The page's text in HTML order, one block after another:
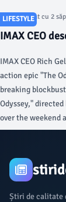
LIFESTYLE
Articol postat cu 2
IMAX CEO
IMAX CEO Rich
action epic "The
breaking
Odyssey,"
over the weekend
in ticket sales.
Știri de calitate